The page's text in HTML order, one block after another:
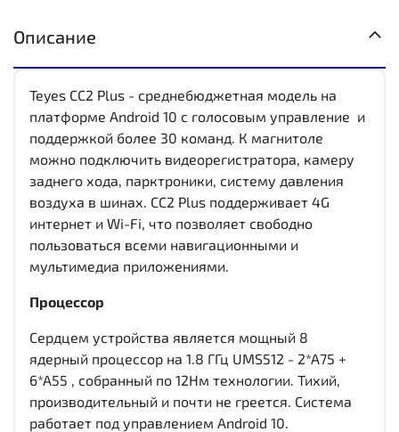
Описание
Teyes CC2 Plus - среднебюджетная модель на
платформе Android 10 с голосовым управление и
поддержкой более 30 команд. К магнитоле
можно подключить видеорегистратора, камеру
заднего хода, парктроники, систему давления
воздуха в шинах. CC2 Plus поддерживает 4G
интернет и Wi-Fi, что позволяет свободно
пользоваться всеми навигационными и
мультимедиа приложениями.
Процессор
Сердцем устройства является мощный 8
ядерный процессор на 1.8 ГГц UMS512 - 2*A75 +
6*A55 , собранный по 12Нм технологии. Тихий,
производительный и почти не греется. Система
работает под управлением Android 10.